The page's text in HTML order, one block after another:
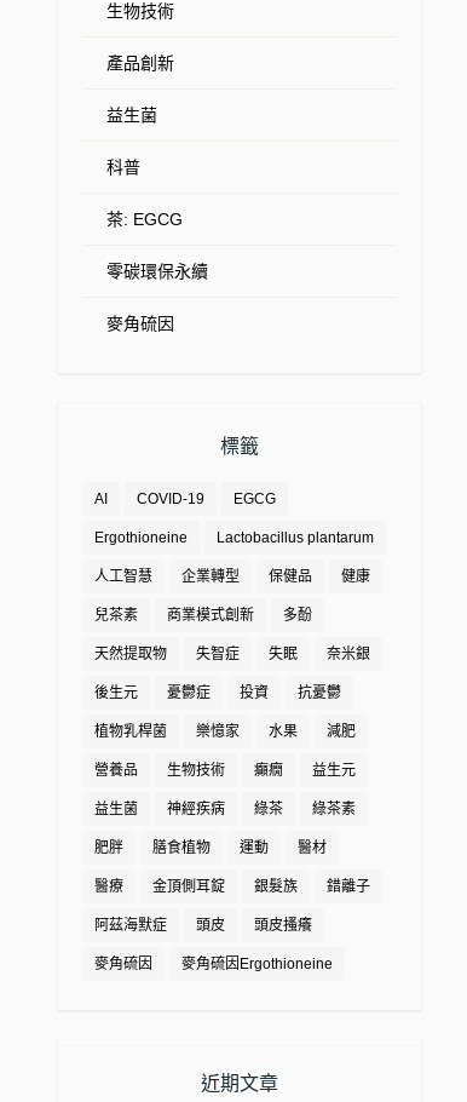
生物技術
產品創新
益生菌
科普
茶: EGCG
零碳環保永續
麥角硫因
標籤
AI COVID-19 EGCG
Ergothioneine Lactobacillus plantarum
人工智慧 企業轉型 保健品 健康
兒茶素 商業模式創新 多酚
天然提取物 失智症 失眠 奈米銀
後生元 憂鬱症 投資 抗憂鬱
植物乳桿菌 樂憶家 水果 減肥
營養品 生物技術 癲癇 益生元
益生菌 神經疾病 綠茶 綠茶素
肥胖 膳食植物 運動 醫材
醫療 金頂側耳錠 銀髮族 錯離子
阿茲海默症 頭皮 頭皮搔癢
麥角硫因 麥角硫因Ergothioneine
近期文章